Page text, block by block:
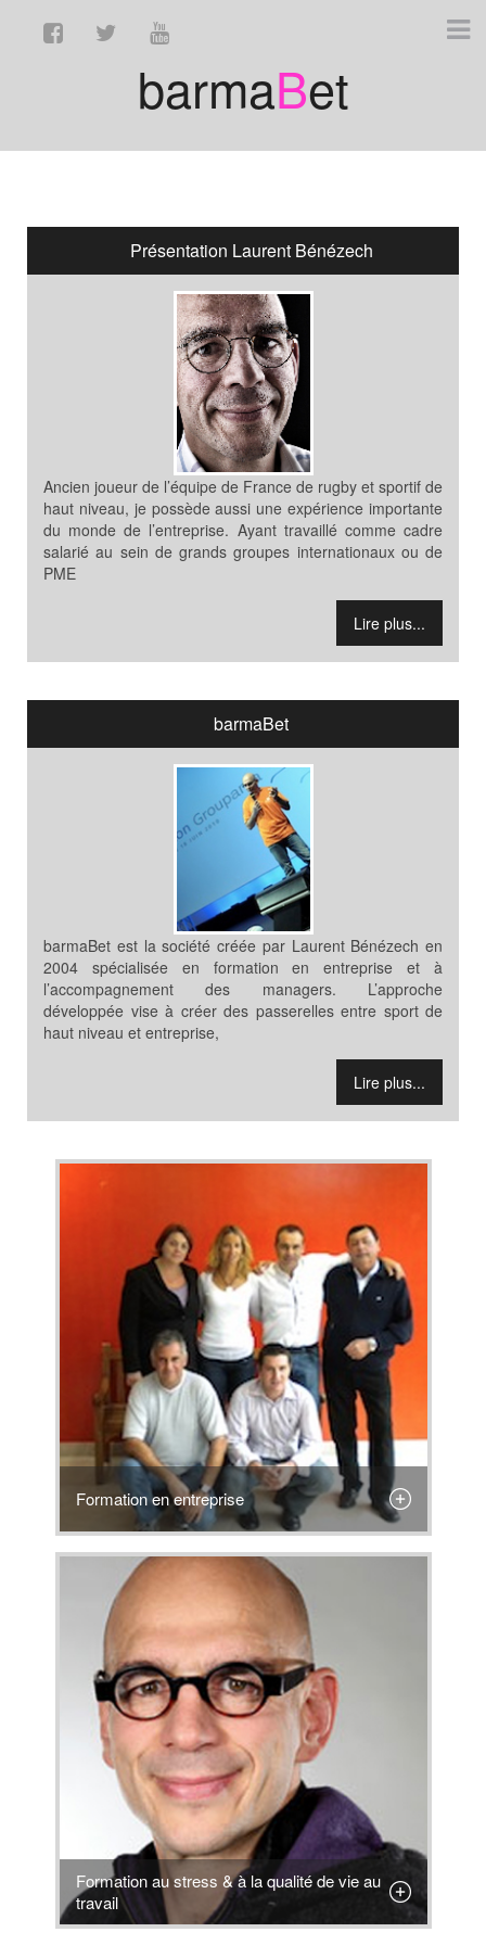
barmaBet
Présentation Laurent Bénézech
Ancien joueur de l’équipe de France de rugby et sportif de
haut niveau, je possède aussi une expérience importante
du monde de l’entreprise. Ayant travaillé comme cadre
salarié au sein de grands groupes internationaux ou de
PME
Lire plus...
barmaBet
barmaBet est la société créée par Laurent Bénézech en
2004 spécialisée en formation en entreprise et à
l’accompagnement des managers. L’approche
développée vise à créer des passerelles entre sport de
haut niveau et entreprise,
Lire plus...
Formation en entreprise
Formation au stress & à la qualité de vie au
travail